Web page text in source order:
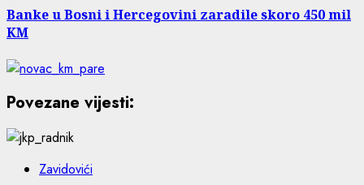
Banke u Bosni i Hercegovini zaradile skoro 450 mil
KM
Povezane vijesti:
Zavidovići